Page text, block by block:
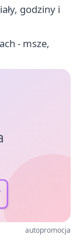
godziny i
- msze,
autopromocja